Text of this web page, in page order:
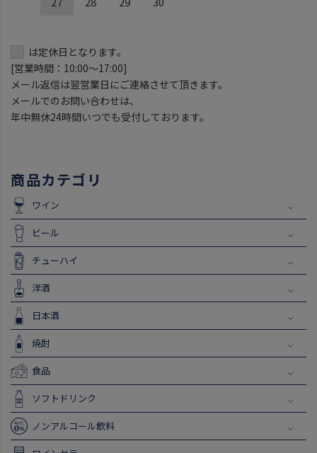
は定休日となります。
[営業時間：10:00～17:00]
メール返信は翌営業日にご連絡させて頂きます。
メールでのお問い合わせは、
年中無休24時間いつでも受付しております。
商品カテゴリ
ワイン
ビール
チューハイ
洋酒
日本酒
焼酎
食品
ソフトドリンク
ノンアルコール飲料